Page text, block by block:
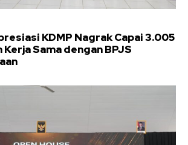
KDMP Nagrak Capai 3.005
Sama dengan BPJS